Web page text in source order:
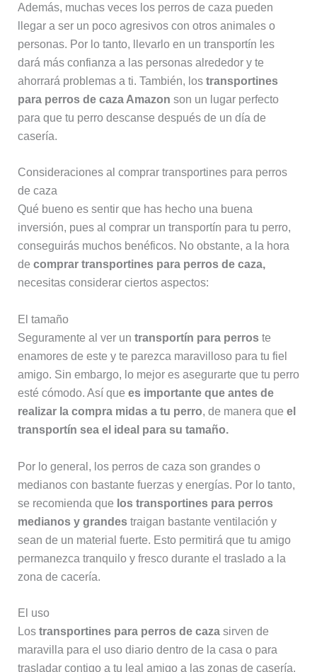
Además, muchas veces los perros de caza pueden
llegar a ser un poco agresivos con otros animales o
personas. Por lo tanto, llevarlo en un transportín les
dará más confianza a las personas alrededor y te
ahorrará problemas a ti. También, los transportines
para perros de caza Amazon son un lugar perfecto
para que tu perro descanse después de un día de
casería.
Consideraciones al comprar transportines para perros
de caza
Qué bueno es sentir que has hecho una buena
inversión, pues al comprar un transportín para tu perro,
conseguirás muchos benéficos. No obstante, a la hora
de comprar transportines para perros de caza,
necesitas considerar ciertos aspectos:
El tamaño
Seguramente al ver un transportín para perros te
enamores de este y te parezca maravilloso para tu fiel
amigo. Sin embargo, lo mejor es asegurarte que tu perro
esté cómodo. Así que es importante que antes de
realizar la compra midas a tu perro, de manera que el
transportín sea el ideal para su tamaño.
Por lo general, los perros de caza son grandes o
medianos con bastante fuerzas y energías. Por lo tanto,
se recomienda que los transportines para perros
medianos y grandestraigan bastante ventilación y
sean de un material fuerte. Esto permitirá que tu amigo
permanezca tranquilo y fresco durante el traslado a la
zona de cacería.
El uso
Lostransportines para perros de cazasirven de
maravilla para el uso diario dentro de la casa o para
trasladar contigo a tu leal amigo a las zonas de casería.